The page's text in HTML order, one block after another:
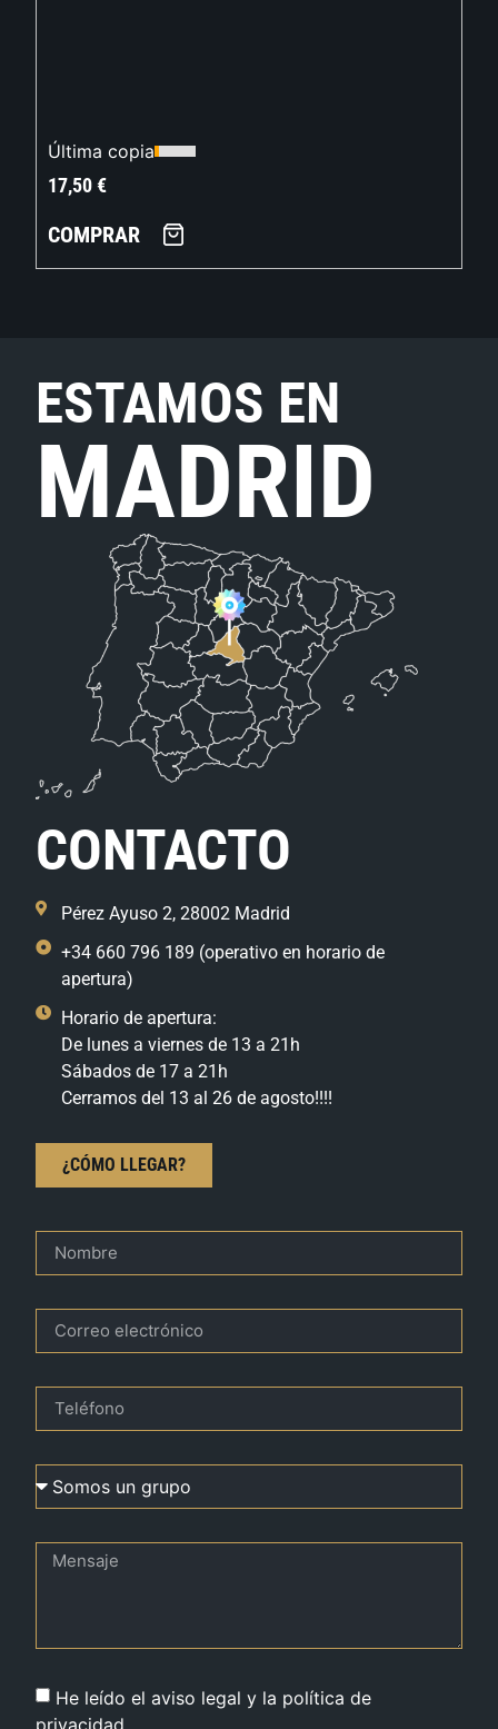
Última copia
17,50€
COMPRAR
ESTAMOS EN
MADRID
CONTACTO
Pérez Ayuso 2, 28002 Madrid
+34 660 796 189 (operativo en horario de
apertura)
Horario de apertura:
De lunes a viernes de 13 a 21h
Sábados de 17 a 21h
Cerramos del 13 al 26 de agosto!!!!
¿CÓMO LLEGAR?
He leído el aviso legal y la política de
privacidad